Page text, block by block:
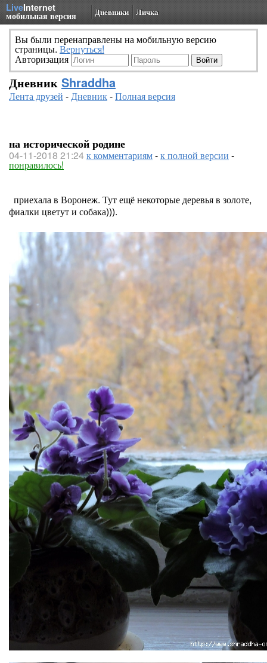
LiveInternet
мобильная версия Дневники Личка
Вы были перенаправлены на мобильную версию
страницы. Вернуться!
Авторизация
Дневник Shraddha
Лента друзей -Дневник-Полная версия
на исторической родине
04-11-2018 21:24к комментариям-к полной версии -
понравилось!
приехала в Воронеж. Тут ещё некоторые деревья в золоте,
фиалки цветут и собака))).